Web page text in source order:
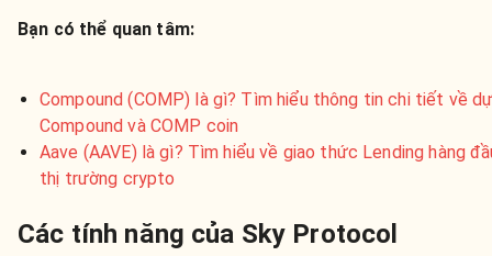
Bạn có thể quan tâm:
Compound (COMP) là gì? Tìm hiểu thông tin chi tiết về
Compound và COMP coin
Aave (AAVE) là gì? Tìm hiểu về giao thức Lending hàng
thị trường crypto
Các tính năng của Sky Protocol